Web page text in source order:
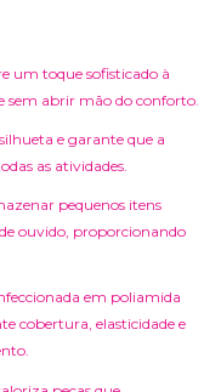
um toque sofisticado à
sem abrir mão do conforto.
e garante que a
as atividades.
pequenos itens
ouvido, proporcionando
em poliamida
cobertura, elasticidade e